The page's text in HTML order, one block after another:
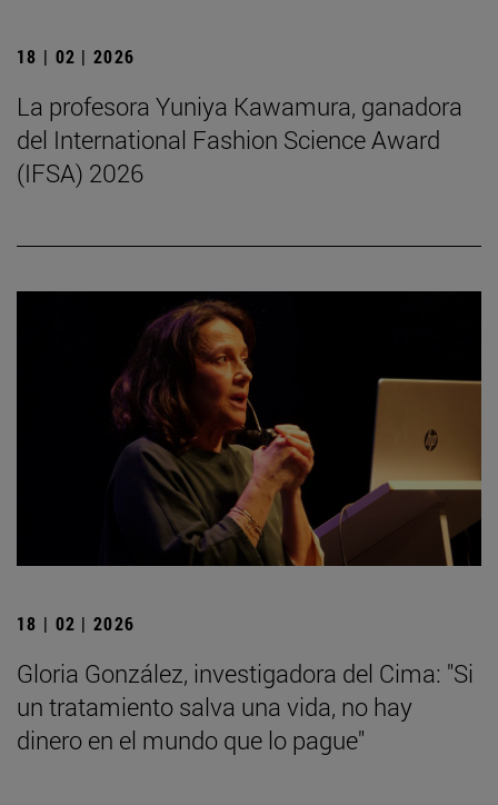
18 | 02 | 2026
La profesora Yuniya Kawamura, ganadora
del International Fashion Science Award
(IFSA) 2026
18 | 02 | 2026
Gloria González, investigadora del Cima: "Si
un tratamiento salva una vida, no hay
dinero en el mundo que lo pague"